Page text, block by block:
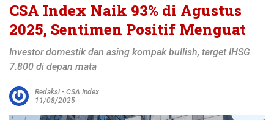
CSA Index Naik 93% di Agustus
2025, Sentimen Positif Menguat
Investor domestik dan asing kompak bullish, target IHSG
7.800 di depan mata
Redaksi - CSA Index
11/08/2025